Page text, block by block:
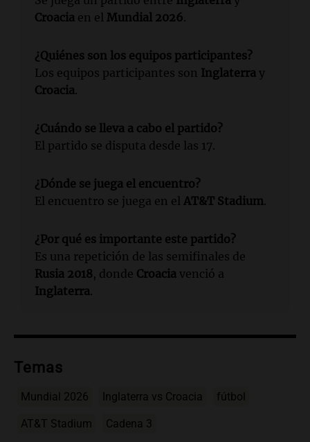
Croacia en el Mundial 2026.
¿Quiénes son los equipos participantes?
Los equipos participantes son Inglaterra y
Croacia.
¿Cuándo se lleva a cabo el partido?
El partido se disputa desde las 17.
¿Dónde se juega el encuentro?
El encuentro se juega en el AT&T Stadium.
¿Por qué es importante este partido?
Es una repetición de las semifinales de
Rusia 2018, donde Croacia venció a
Inglaterra.
Temas
Mundial 2026 Inglaterra vs Croacia fútbol
AT&T Stadium Cadena 3